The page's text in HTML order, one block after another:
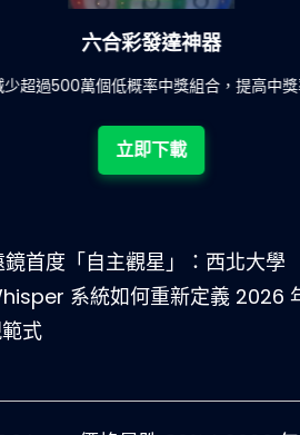
六合彩發達神器
500萬個低概率中獎組合，提高中獎率
立即下載
鏡首度「自主觀星」：西北大學
系統如何重新定義 2026
式